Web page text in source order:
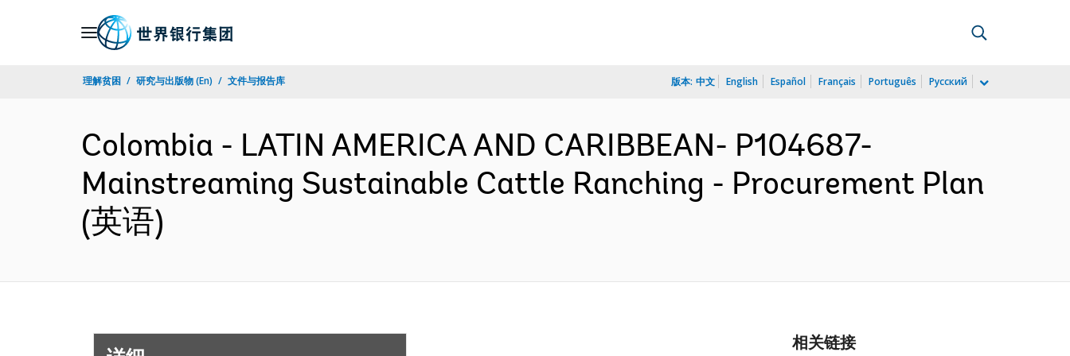
理解贫困 研究与出版物 (En) 文件与报告库 版本: 中文 English Español Français Português Русский
Colombia - LATIN AMERICA AND CARIBBEAN- P104687-
Mainstreaming Sustainable Cattle Ranching - Procurement Plan
(英语)
相关链接